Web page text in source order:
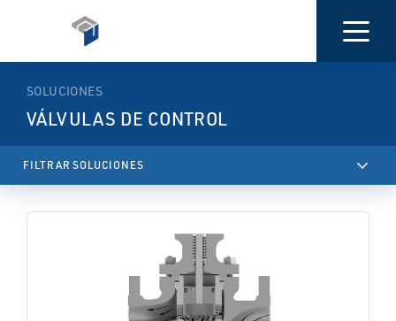
SOLUCIONES
VÁLVULAS DE CONTROL
FILTRAR SOLUCIONES keyboard_arrow_up